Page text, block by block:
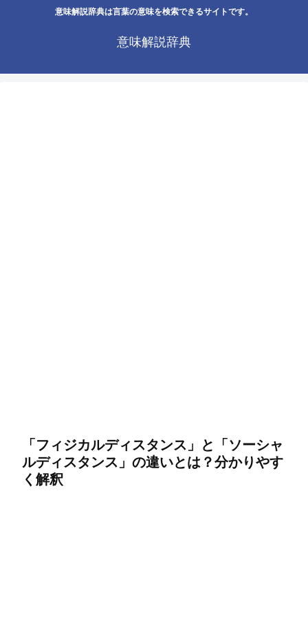
意味解説辞典は言葉の意味を検索できるサイトです。
意味解説辞典
「フィジカルディスタンス」と「ソーシャ
ルディスタンス」の違いとは？分かりやす
く解釈